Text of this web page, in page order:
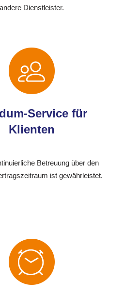
andere Dienstleister.
Service für
Klienten
Betreuung über den
ist gewährleistet.